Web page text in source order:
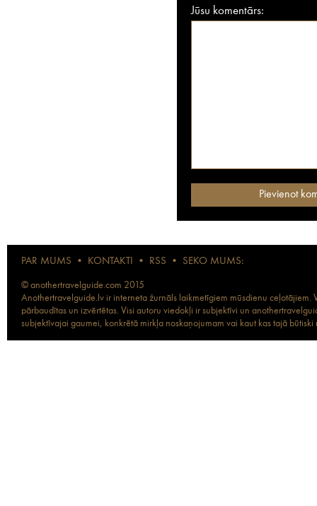
Jūsu komentārs:
PAR MUMS • KONTAKTI • RSS • SEKO MUMS:
© anothertravelguide.com 2015
Anothertravelguide.lv ir interneta žurnāls laikmetīgiem mūsdienu
pārbaudītas un izvērtētas. Visi autoru viedokļi ir subjektīvi un
subjektīvajai gaumei, konkrētā mirkļa noskaņojumam vai kaut kas tajā